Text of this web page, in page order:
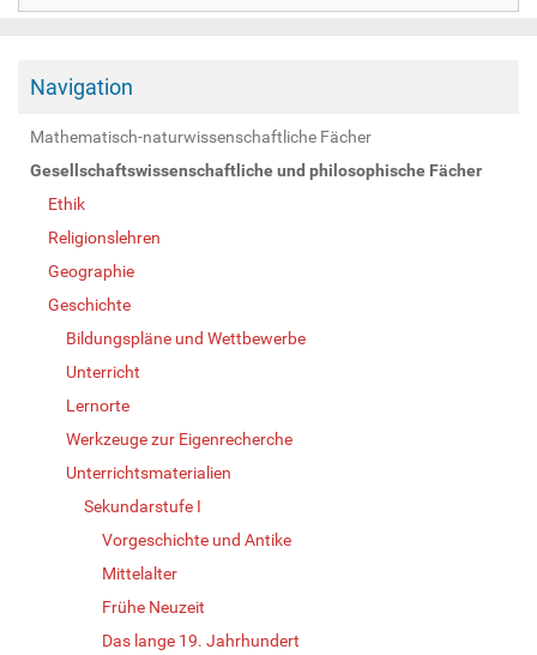
Navigation
Mathematisch-naturwissenschaftliche Fächer
Gesellschaftswissenschaftliche und philosophische Fächer
Ethik
Religionslehren
Geographie
Geschichte
Bildungspläne und Wettbewerbe
Unterricht
Lernorte
Werkzeuge zur Eigenrecherche
Unterrichtsmaterialien
Sekundarstufe I
Vorgeschichte und Antike
Mittelalter
Frühe Neuzeit
Das lange 19. Jahrhundert